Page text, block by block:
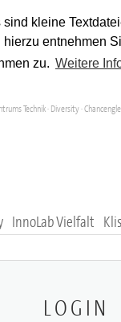
kleine
entnehmen
zu. Weitere
Technik · Diversity ·
InnoLab Vielfalt
LOGIN